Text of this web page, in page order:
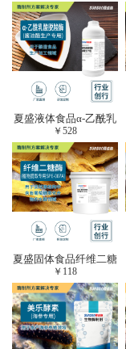
夏盛液体食品α-乙酰乳
酸脱羧酶(酱油醋生产
专用)FDY-3206
￥528
夏盛固体食品纤维二糖
酶(植物提取专用酶/用
于虎杖白藜芦醇提
取)FFG-0656
￥ 118